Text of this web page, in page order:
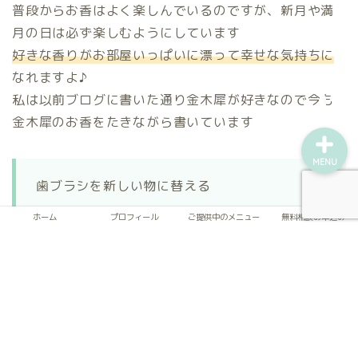
普段からお香はよく楽しんでいるのですが、新月や満
月の日は必ず楽しむようにしています
好きな香りがお部屋いっぱいに漂って幸せな気持ちに
なれますよ♪
私は以前ブログに書いた通り金木犀が好きなので今も
金木犀のお香をたきながら書いています
歯ブラシを新しい物に替える
ホーム プロフィール ご提供中のメニュー 無料相談お申込み
MENU
ご提供中のメニュー